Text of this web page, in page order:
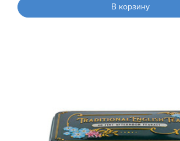
В корзину